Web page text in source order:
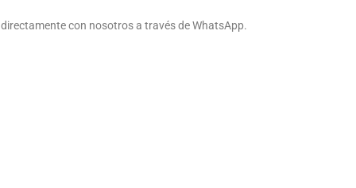
con nosotros a través de WhatsApp.